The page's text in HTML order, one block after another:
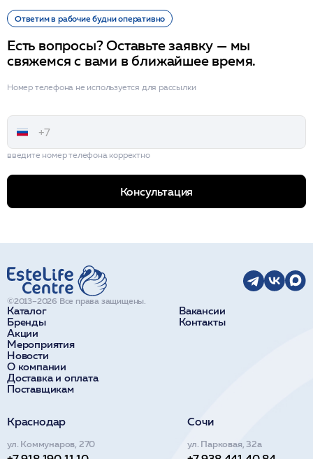
Ответим в рабочие будни оперативно
Есть вопросы? Оставьте заявку — мы
свяжемся с вами в ближайшее время.
Номер телефона не используется для рассылки
введите номер телефона корректно
Консультация
Каталог
Бренды
Акции
Мероприятия
Новости
О компании
Доставка и оплата
Поставщикам
Вакансии
Контакты
©2013–2026 Все права защищены.
Краснодар
ул. Коммунаров, 270
Сочи
ул. Парковая, 32а